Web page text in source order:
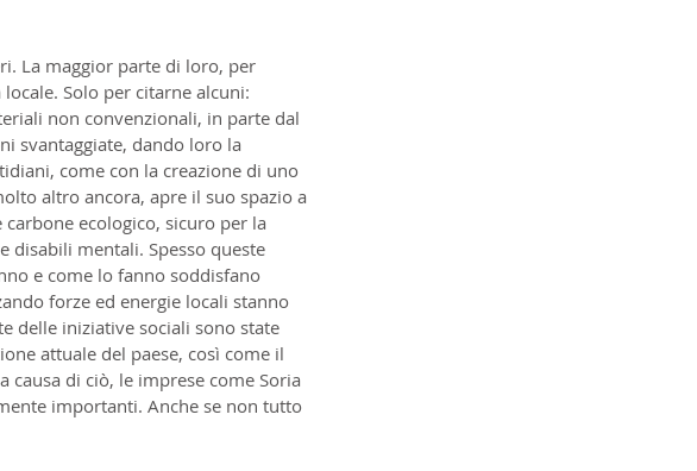
La maggior parte di loro, per
Solo per citarne alcuni:
non convenzionali, in parte dal
svantaggiate, dando loro la
come con la creazione di uno
altro ancora, apre il suo spazio a
carbone ecologico, sicuro per la
disabili mentali. Spesso queste
e come lo fanno soddisfano
forze ed energie locali stanno
delle iniziative sociali sono state
attuale del paese, così come il
causa di ciò, le imprese come Soria
importanti. Anche se non tutto